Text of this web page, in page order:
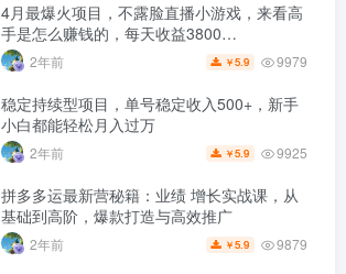
4月最爆火项目，不露脸直播小游戏，来看高
手是怎么赚钱的，每天收益3800…
2年前 ￥5.9 9979
稳定持续型项目，单号稳定收入500+，新手
小白都能轻松月入过万
2年前 ￥5.9 9925
拼多多运最新营秘籍：业绩 增长实战课，从
基础到高阶，爆款打造与高效推广
2年前 ￥5.9 9879